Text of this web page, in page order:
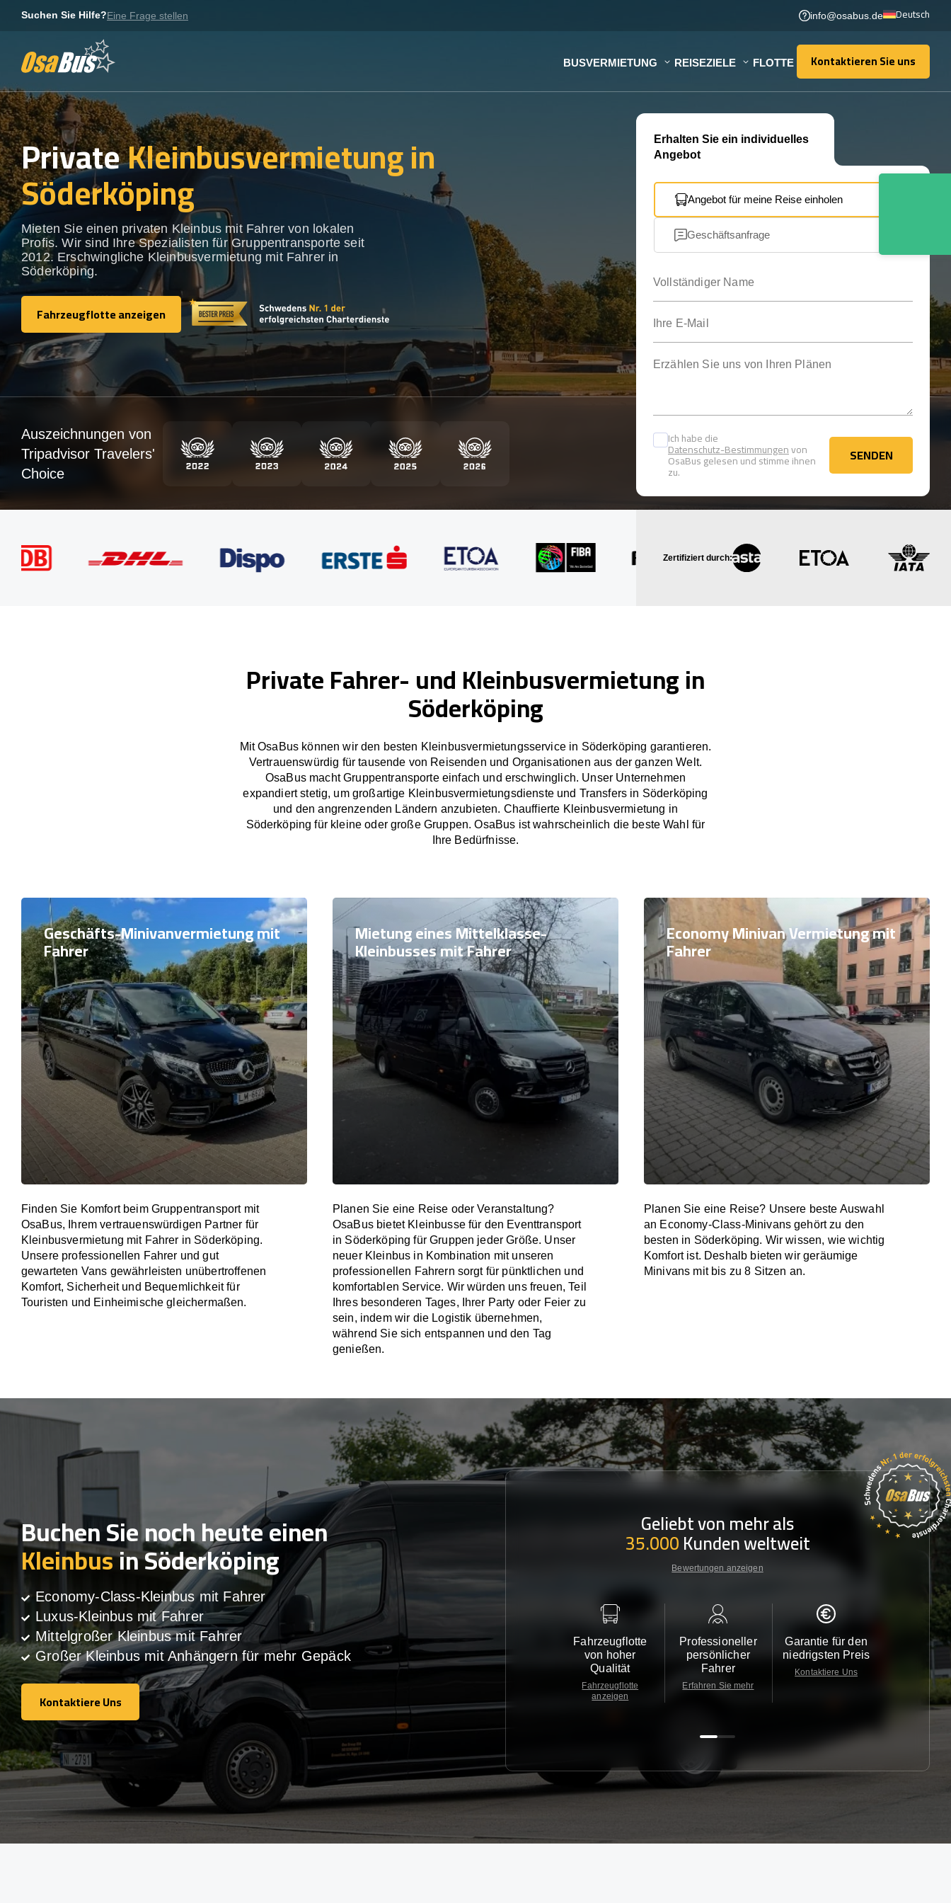
Suchen Sie Hilfe?Eine Frage stellen info@osabus.de Deutsch
BUSVERMIETUNG REISEZIELE FLOTTE Kontaktieren Sie uns
Kontaktieren Sie uns
PrivateKleinbusvermietung in
Söderköping
Mieten Sie einen privaten Kleinbus mit Fahrer von lokalen
Profis. Wir sind Ihre Spezialisten für Gruppentransporte seit
2012. Erschwingliche Kleinbusvermietung mit Fahrer in
Söderköping.
Fahrzeugflotte anzeigen
Fahrzeugflotte anzeigen
Erhalten Sie ein individuelles
Angebot
Angebot für meine Reise einholen
Geschäftsanfrage
Ich habe die
Datenschutz-Bestimmungenvon
OsaBus gelesen und stimme ihnen
zu.
SENDEN
SENDEN
Auszeichnungen von
Tripadvisor Travelers'
Choice
Zertifiziert durch:
Private Fahrer- und Kleinbusvermietung in
Söderköping
Mit OsaBus können wir den besten Kleinbusvermietungsservice in Söderköping garantieren.
Vertrauenswürdig für tausende von Reisenden und Organisationen aus der ganzen Welt.
OsaBus macht Gruppentransporte einfach und erschwinglich. Unser Unternehmen
expandiert stetig, um großartige Kleinbusvermietungsdienste und Transfers in Söderköping
und den angrenzenden Ländern anzubieten. Chauffierte Kleinbusvermietung in
Söderköping für kleine oder große Gruppen. OsaBus ist wahrscheinlich die beste Wahl für
Ihre Bedürfnisse.
Geschäfts-Minivanvermietung mit
Fahrer
Finden Sie Komfort beim Gruppentransport mit
OsaBus, Ihrem vertrauenswürdigen Partner für
Kleinbusvermietung mit Fahrer in Söderköping.
Unsere professionellen Fahrer und gut
gewarteten Vans gewährleisten unübertroffenen
Komfort, Sicherheit und Bequemlichkeit für
Touristen und Einheimische gleichermaßen.
Mietung eines Mittelklasse-
Kleinbusses mit Fahrer
Planen Sie eine Reise oder Veranstaltung?
OsaBus bietet Kleinbusse für den Eventtransport
in Söderköping für Gruppen jeder Größe. Unser
neuer Kleinbus in Kombination mit unseren
professionellen Fahrern sorgt für pünktlichen und
komfortablen Service. Wir würden uns freuen, Teil
Ihres besonderen Tages, Ihrer Party oder Feier zu
sein, indem wir die Logistik übernehmen,
während Sie sich entspannen und den Tag
genießen.
Economy Minivan Vermietung mit
Fahrer
Planen Sie eine Reise? Unsere beste Auswahl
an Economy-Class-Minivans gehört zu den
besten in Söderköping. Wir wissen, wie wichtig
Komfort ist. Deshalb bieten wir geräumige
Minivans mit bis zu 8 Sitzen an.
Buchen Sie noch heute einen
Kleinbusin Söderköping
Economy-Class-Kleinbus mit Fahrer
Luxus-Kleinbus mit Fahrer
Mittelgroßer Kleinbus mit Fahrer
Großer Kleinbus mit Anhängern für mehr Gepäck
Kontaktiere Uns
Kontaktiere Uns
Geliebt von mehr als
35.000Kunden weltweit
Bewertungen anzeigen
Fahrzeugflotte
von hoher
Qualität
Fahrzeugflotte
anzeigen
Professioneller
persönlicher
Fahrer
Erfahren Sie mehr
Garantie für den
niedrigsten Preis
Kontaktiere Uns Kontaktiere